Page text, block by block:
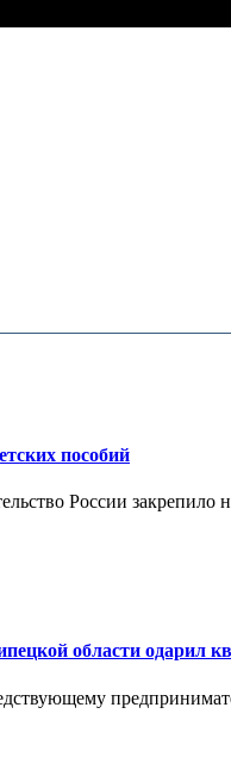
пособий
России закрепило
области одарил